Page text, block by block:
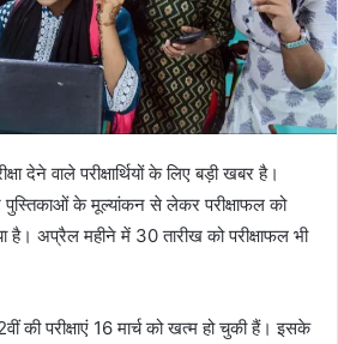
देने वाले परीक्षार्थियों के लिए बड़ी खबर है।
पुस्तिकाओं के मूल्यांकन से लेकर परीक्षाफल को
है। अप्रैल महीने में 30 तारीख को परीक्षाफल भी
की परीक्षाएं 16 मार्च को खत्म हो चुकी हैं। इसके